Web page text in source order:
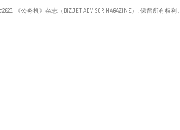
《公务机》杂志（BIZJET ADVISOR MAGAZINE）. 保留所有权利。